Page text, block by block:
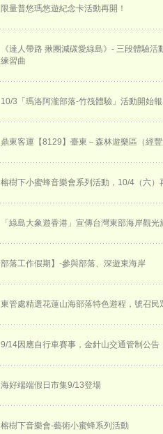
限量普悠瑪悠遊紀念卡活動再開！
《達人帶路 揪團減碳愛綠島》- 三段體驗
練習曲
10/3「瑪洛阿瀧部落-竹筏體驗」活動開始
鼎東客運【8129】臺東－森林遊樂區（經
榕樹下小蜜蜂音樂會系列活動，10/4（六）
「綠島大象遊香港」宣傳台灣東部海岸觀
部落工作假期】-參與部落、深遊東海岸
東管處精選花蓮山海部落特色遊程，號召
9/14因應自行車賽事，金針山交通管制公告
海好端端假日市集9/13登場
榕樹下音樂會-藝術小蜜蜂系列活動